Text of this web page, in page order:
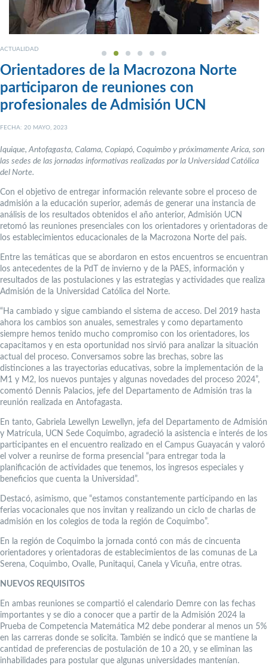
ACTUALIDAD
Orientadores de la Macrozona Norte
participaron de reuniones con
profesionales de Admisión UCN
FECHA: 20 MAYO, 2023
Iquique, Antofagasta, Calama, Copiapó, Coquimbo y próximamente Arica, son
las sedes de las jornadas informativas realizadas por la Universidad Católica
del Norte.
Con el objetivo de entregar información relevante sobre el proceso de
admisión a la educación superior, además de generar una instancia de
análisis de los resultados obtenidos el año anterior, Admisión UCN
retomó las reuniones presenciales con los orientadores y orientadoras de
los establecimientos educacionales de la Macrozona Norte del país.
Entre las temáticas que se abordaron en estos encuentros se encuentran
los antecedentes de la PdT de invierno y de la PAES, información y
resultados de las postulaciones y las estrategias y actividades que realiza
Admisión de la Universidad Católica del Norte.
“Ha cambiado y sigue cambiando el sistema de acceso. Del 2019 hasta
ahora los cambios son anuales, semestrales y como departamento
siempre hemos tenido mucho compromiso con los orientadores, los
capacitamos y en esta oportunidad nos sirvió para analizar la situación
actual del proceso. Conversamos sobre las brechas, sobre las
distinciones a las trayectorias educativas, sobre la implementación de la
M1 y M2, los nuevos puntajes y algunas novedades del proceso 2024”,
comentó Dennis Palacios, jefe del Departamento de Admisión tras la
reunión realizada en Antofagasta.
En tanto, Gabriela Lewellyn Lewellyn, jefa del Departamento de Admisión
y Matrícula, UCN Sede Coquimbo, agradeció la asistencia e interés de los
participantes en el encuentro realizado en el Campus Guayacán y valoró
el volver a reunirse de forma presencial “para entregar toda la
planificación de actividades que tenemos, los ingresos especiales y
beneficios que cuenta la Universidad”.
Destacó, asimismo, que “estamos constantemente participando en las
ferias vocacionales que nos invitan y realizando un ciclo de charlas de
admisión en los colegios de toda la región de Coquimbo”.
En la región de Coquimbo la jornada contó con más de cincuenta
orientadores y orientadoras de establecimientos de las comunas de La
Serena, Coquimbo, Ovalle, Punitaqui, Canela y Vicuña, entre otras.
NUEVOS REQUISITOS
En ambas reuniones se compartió el calendario Demre con las fechas
importantes y se dio a conocer que a partir de la Admisión 2024 la
Prueba de Competencia Matemática M2 debe ponderar al menos un 5%
en las carreras donde se solicita. También se indicó que se mantiene la
cantidad de preferencias de postulación de 10 a 20, y se eliminan las
inhabilidades para postular que algunas universidades mantenían.